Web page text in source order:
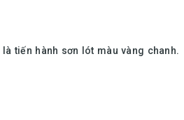
tiến hành sơn lót màu vàng chanh.